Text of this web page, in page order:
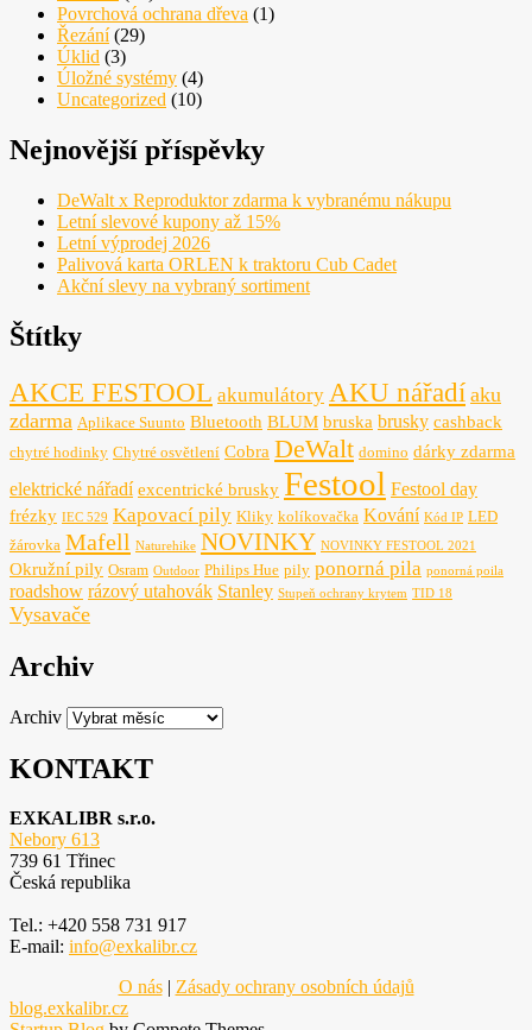
Povrchová ochrana dřeva (1)
Řezání(29)
Úklid (3)
Úložné systémy (4)
Uncategorized (10)
Nejnovější příspěvky
DeWalt x Reproduktor zdarma k vybranému nákupu
Letní slevové kupony až 15%
Letní výprodej 2026
Palivová karta ORLEN k traktoru Cub Cadet
Akční slevy na vybraný sortiment
Štítky
AKCE FESTOOL akumulátory AKU nářadí aku
zdarma Aplikace Suunto Bluetooth BLUM bruska brusky cashback
chytré hodinky Chytré osvětlení Cobra DeWalt domino dárky zdarma
elektrické nářadí excentrické brusky Festool Festool day
frézky IEC 529 Kapovací pily Kliky kolíkovačka Kování Kód IP LED
žárovka Mafell Naturehike NOVINKY NOVINKY FESTOOL 2021
Okružní pily Osram Outdoor Philips Hue pily ponorná pila ponorná poila
roadshow rázový utahovák Stanley Stupeň ochrany krytem TID 18
Vysavače
Archiv
Archiv
KONTAKT
EXKALIBR s.r.o.
Nebory 613
739 61 Třinec
Česká republika
Tel.: +420 558 731 917
E-mail: info@exkalibr.cz
O nás| Zásady ochrany osobních údajů
blog.exkalibr.cz